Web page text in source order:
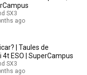
per a què serveix i com
de la mà d'uns
astronautes que
ens introdueixen en el
farem aquest viatge
SX3
ago
| Taules de
4t ESO | SuperCampus
SX3
ago